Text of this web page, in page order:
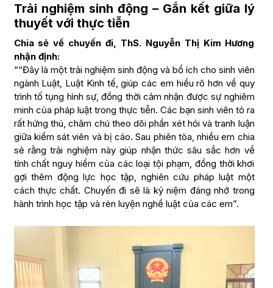
Trải nghiệm sinh động – Gắn kết giữa lý
thuyết với thực tiễn
Chia sẻ về chuyến đi, ThS. Nguyễn Thị Kim Hương
nhận định:
““Đây là một trải nghiệm sinh động và bổ ích cho sinh viên
ngành Luật, Luật Kinh tế, giúp các em hiểu rõ hơn về quy
trình tố tụng hình sự, đồng thời cảm nhận được sự nghiêm
minh của pháp luật trong thực tiễn. Các bạn sinh viên tỏ ra
rất hứng thú, chăm chú theo dõi phần xét hỏi và tranh luận
giữa kiểm sát viên và bị cáo. Sau phiên tòa, nhiều em chia
sẻ rằng trải nghiệm này giúp nhận thức sâu sắc hơn về
tính chất nguy hiểm của các loại tội phạm, đồng thời khơi
gợi thêm động lực học tập, nghiên cứu pháp luật một
cách thực chất. Chuyến đi sẽ là kỷ niệm đáng nhớ trong
hành trình học tập và rèn luyện nghề luật của các em”.